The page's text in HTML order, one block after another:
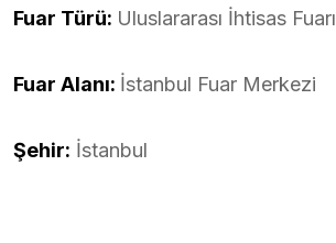
Fuar Türü: Uluslararası İhtisas Fuarı
Fuar Alanı: İstanbul Fuar Merkezi
Şehir: İstanbul